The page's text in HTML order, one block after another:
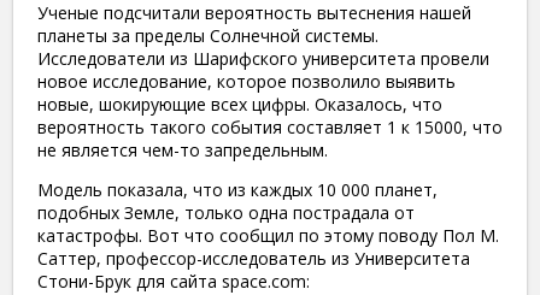
Ученые подсчитали вероятность вытеснения нашей
планеты за пределы Солнечной системы.
Исследователи из Шарифского университета провели
новое исследование, которое позволило выявить
новые, шокирующие всех цифры. Оказалось, что
вероятность такого события составляет 1 к 15000, что
не является чем-то запредельным.
Модель показала, что из каждых 10 000 планет,
подобных Земле, только одна пострадала от
катастрофы. Вот что сообщил по этому поводу Пол М.
Саттер, профессор-исследователь из Университета
Стони-Брук для сайта space.com: